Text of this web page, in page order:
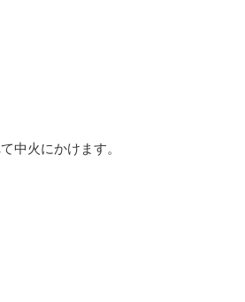
中火にかけます。